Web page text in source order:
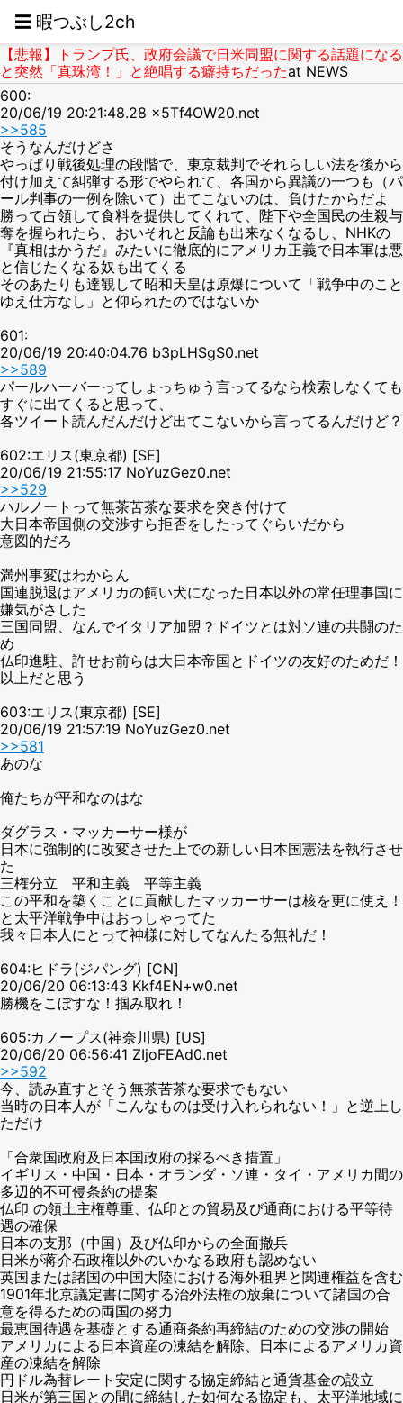
☰ 暇つぶし2ch
【悲報】トランプ氏、政府会議で日米同盟に関する話題になる
と突然「真珠湾！」と絶唱する癖持ちだったat NEWS
600:
20/06/19 20:21:48.28 x5Tf4OW20.net
>>585
そうなんだけどさ
やっぱり戦後処理の段階で、東京裁判でそれらしい法を後から
付け加えて糾弾する形でやられて、各国から異議の一つも（パ
ール判事の一例を除いて）出てこないのは、負けたからだよ
勝って占領して食料を提供してくれて、陛下や全国民の生殺与
奪を握られたら、おいそれと反論も出来なくなるし、NHKの
『真相はかうだ』みたいに徹底的にアメリカ正義で日本軍は悪
と信じたくなる奴も出てくる
そのあたりも達観して昭和天皇は原爆について「戦争中のこと
ゆえ仕方なし」と仰られたのではないか
601:
20/06/19 20:40:04.76 b3pLHSgS0.net
>>589
パールハーバーってしょっちゅう言ってるなら検索しなくても
すぐに出てくると思って、
各ツイート読んだんだけど出てこないから言ってるんだけど？
602:エリス(東京都) [SE]
20/06/19 21:55:17 NoYuzGez0.net
>>529
ハルノートって無茶苦茶な要求を突き付けて
大日本帝国側の交渉すら拒否をしたってぐらいだから
意図的だろ
満州事変はわからん
国連脱退はアメリカの飼い犬になった日本以外の常任理事国に
嫌気がさした
三国同盟、なんでイタリア加盟？ドイツとは対ソ連の共闘のた
め
仏印進駐、許せお前らは大日本帝国とドイツの友好のためだ！
以上だと思う
603:エリス(東京都) [SE]
20/06/19 21:57:19 NoYuzGez0.net
>>581
あのな
俺たちが平和なのはな
ダグラス・マッカーサー様が
日本に強制的に改変させた上での新しい日本国憲法を執行させ
た
三権分立 平和主義 平等主義
この平和を築くことに貢献したマッカーサーは核を更に使え！
と太平洋戦争中はおっしゃってた
我々日本人にとって神様に対してなんたる無礼だ！
604:ヒドラ(ジパング) [CN]
20/06/20 06:13:43 Kkf4EN+w0.net
勝機をこぼすな！掴み取れ！
605:カノープス(神奈川県) [US]
20/06/20 06:56:41 ZIjoFEAd0.net
>>592
今、読み直すとそう無茶苦茶な要求でもない
当時の日本人が「こんなものは受け入れられない！」と逆上し
ただけ
「合衆国政府及日本国政府の採るべき措置」
イギリス・中国・日本・オランダ・ソ連・タイ・アメリカ間の
多辺的不可侵条約の提案
仏印 の領土主権尊重、仏印との貿易及び通商における平等待
遇の確保
日本の支那（中国）及び仏印からの全面撤兵
日米が蒋介石政権以外のいかなる政府も認めない
英国または諸国の中国大陸における海外租界と関連権益を含む
1901年北京議定書に関する治外法権の放棄について諸国の合
意を得るための両国の努力
最恵国待遇を基礎とする通商条約再締結のための交渉の開始
アメリカによる日本資産の凍結を解除、日本によるアメリカ資
産の凍結を解除
円ドル為替レート安定に関する協定締結と通貨基金の設立
日米が第三国との間に締結した如何なる協定も、太平洋地域に